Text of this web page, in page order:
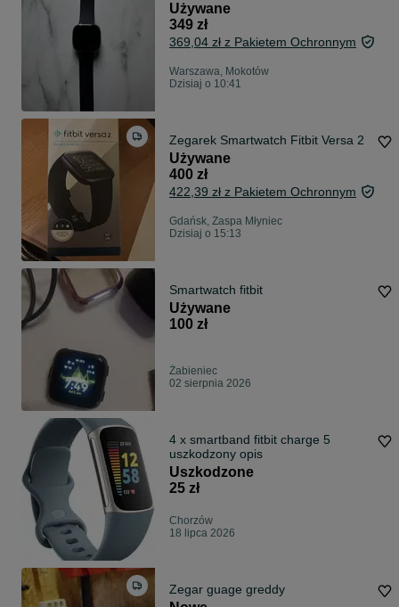
Używane
349 zł
369,04 zł z Pakietem Ochronnym
Warszawa, Mokotów
Dzisiaj o 10:41
Zegarek Smartwatch Fitbit Versa 2
Używane
400 zł
422,39 zł z Pakietem Ochronnym
Gdańsk, Zaspa Młyniec
Dzisiaj o 15:13
Smartwatch fitbit
Używane
100 zł
Żabieniec
02 sierpnia 2026
4 x smartband fitbit charge 5
uszkodzony opis
Uszkodzone
25 zł
Chorzów
18 lipca 2026
Zegar guage greddy